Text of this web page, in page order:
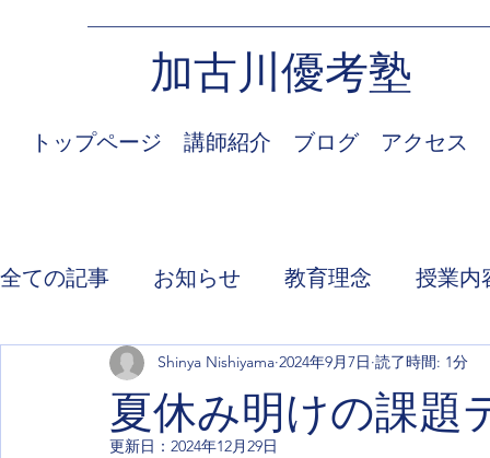
加古川優考塾
トップページ 講師紹介 ブログ アクセス
全ての記事 お知らせ 教育理念 授業内
夏休み明けの課題
Shinya Nishiyama 2024年9月7日 読了時間: 1分
更新日： 2024年12月29日